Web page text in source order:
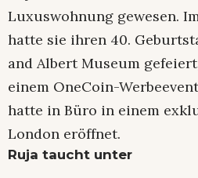
Luxuswohnung gewesen.
hatte sie ihren 40.
and Albert Museum
einem OneCoin-
hatte in Büro in einem
London eröffnet.
Ruja taucht unter